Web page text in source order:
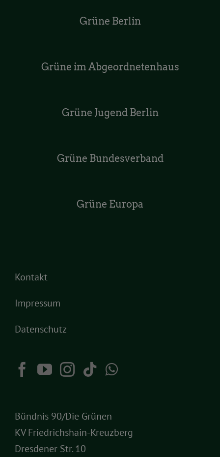
Grüne Berlin
Grüne im Abgeordnetenhaus
Grüne Jugend Berlin
Grüne Bundesverband
Grüne Europa
Kontakt
Impressum
Datenschutz
Bündnis 90/Die Grünen
KV Friedrichshain-Kreuzberg
Dresdener Str. 10